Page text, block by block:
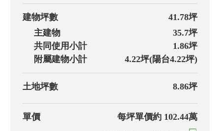
建物坪數
41.78坪
主建物
35.7坪
共同使用小計
1.86坪
附屬建物小計
4.22坪(陽台4.22坪)
土地坪數 8.86坪
單價 每坪單價約 102.44萬